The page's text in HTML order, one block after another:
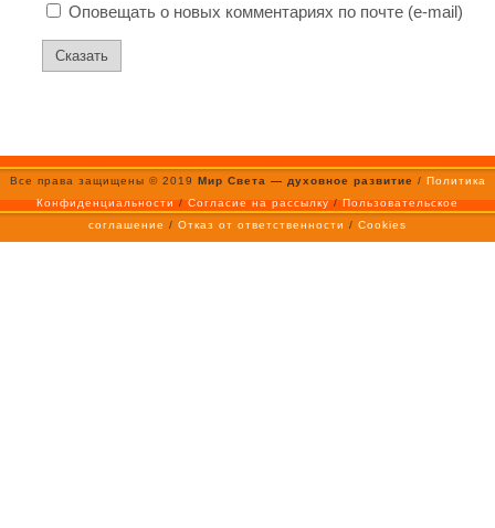
Оповещать о новых комментариях по почте (e-mail)
Все права защищены © 2019 Мир Света — духовное развитие / Политика
Конфиденциальности/Согласие на рассылку/Пользовательское
соглашение / Отказ от ответственности / Cookies